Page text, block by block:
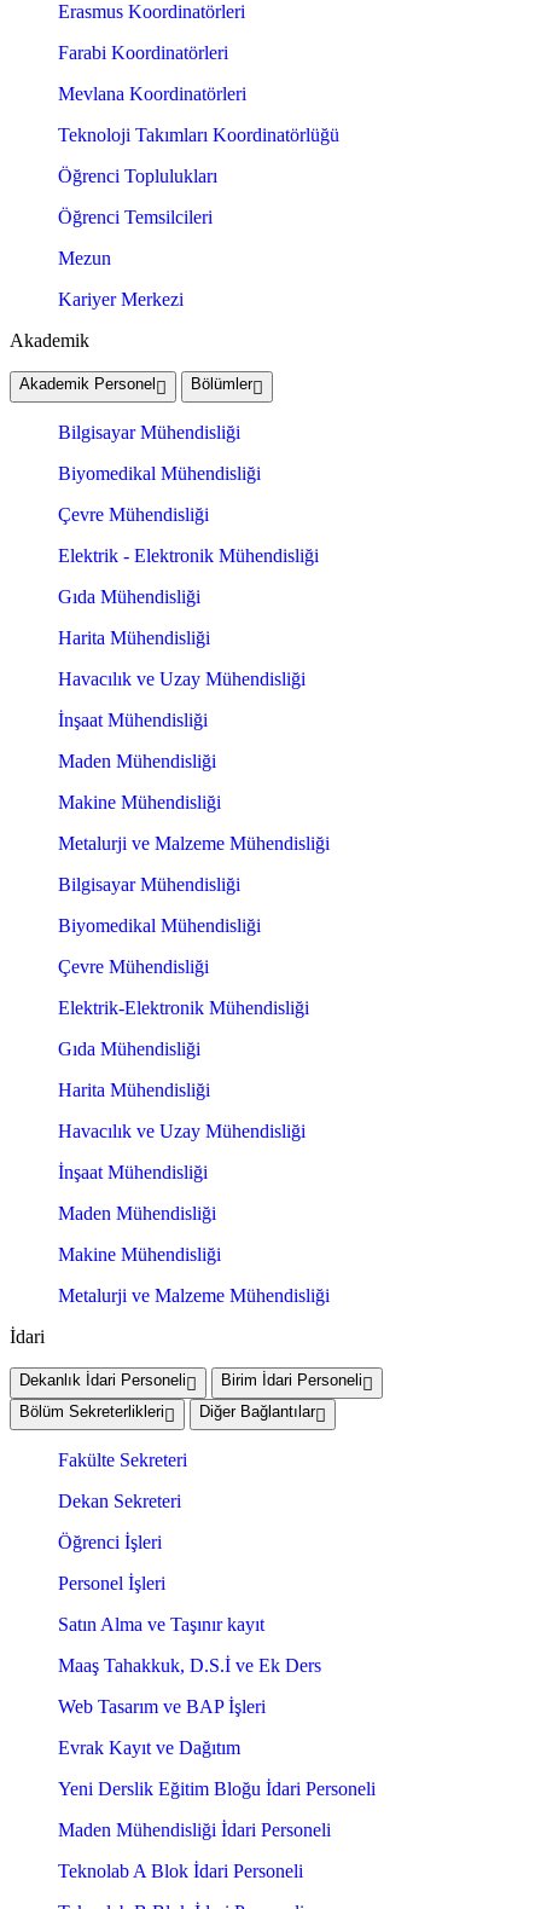
Erasmus Koordinatörleri
Farabi Koordinatörleri
Mevlana Koordinatörleri
Teknoloji Takımları Koordinatörlüğü
Öğrenci Toplulukları
Öğrenci Temsilcileri
Mezun
Kariyer Merkezi
Akademik
Akademik Personel Bölümler
Bilgisayar Mühendisliği
Biyomedikal Mühendisliği
Çevre Mühendisliği
Elektrik - Elektronik Mühendisliği
Gıda Mühendisliği
Harita Mühendisliği
Havacılık ve Uzay Mühendisliği
İnşaat Mühendisliği
Maden Mühendisliği
Makine Mühendisliği
Metalurji ve Malzeme Mühendisliği
Bilgisayar Mühendisliği
Biyomedikal Mühendisliği
Çevre Mühendisliği
Elektrik-Elektronik Mühendisliği
Gıda Mühendisliği
Harita Mühendisliği
Havacılık ve Uzay Mühendisliği
İnşaat Mühendisliği
Maden Mühendisliği
Makine Mühendisliği
Metalurji ve Malzeme Mühendisliği
İdari
Dekanlık İdari Personeli
Birim İdari Personeli
Bölüm Sekreterlikleri
Diğer Bağlantılar
Fakülte Sekreteri
Dekan Sekreteri
Öğrenci İşleri
Personel İşleri
Satın Alma ve Taşınır kayıt
Maaş Tahakkuk, D.S.İ ve Ek Ders
Web Tasarım ve BAP İşleri
Evrak Kayıt ve Dağıtım
Yeni Derslik Eğitim Bloğu İdari Personeli
Maden Mühendisliği İdari Personeli
Teknolab A Blok İdari Personeli